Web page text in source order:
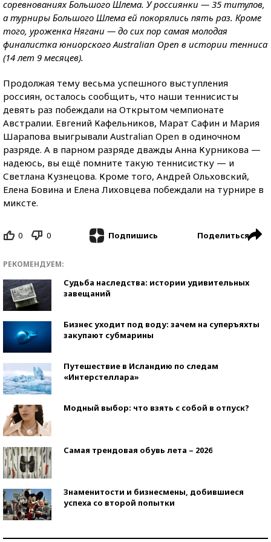
соревнованиях Большого Шлема. У россиянки — 35 титулов,
а турниры Большого Шлема ей покорялись пять раз. Кроме
того, уроженка Нягани — до сих пор самая молодая
финалистка юниорского Australian Open в истории тенниса
(14 лет 9 месяцев).
Продолжая тему весьма успешного выступления
россиян, осталось сообщить, что наши теннисисты
девять раз побеждали на Открытом чемпионате
Австралии. Евгений Кафельников, Марат Сафин и Мария
Шарапова выигрывали Australian Open в одиночном
разряде. А в парном разряде дважды Анна Курникова —
надеюсь, вы ещё помните такую теннисистку — и
Светлана Кузнецова. Кроме того, Андрей Ольховский,
Елена Бовина и Елена Лиховцева побеждали на турнире в
миксте.
0 0 Подпишись Поделиться
РЕКОМЕНДУЕМ:
Судьба наследства: истории удивительных
завещаний
Бизнес уходит под воду: зачем на суперъяхты
закупают субмарины
Путешествие в Исландию по следам
«Интерстеллара»
Модный выбор: что взять с собой в отпуск?
Самая трендовая обувь лета – 2026
Знаменитости и бизнесмены, добившиеся
успеха со второй попытки